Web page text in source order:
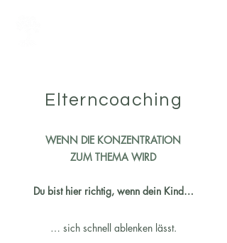
Elterncoaching
WENN DIE KONZENTRATION
ZUM THEMA WIRD
Du bist hier richtig, wenn dein Kind…
… sich schnell ablenken lässt.